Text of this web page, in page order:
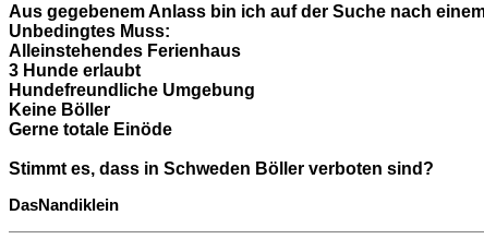
Aus gegebenem Anlass bin ich auf der Suche nach
Unbedingtes Muss:
Alleinstehendes Ferienhaus
3 Hunde erlaubt
Hundefreundliche Umgebung
Keine Böller
Gerne totale Einöde
Stimmt es, dass in Schweden Böller verboten sind?
DasNandiklein